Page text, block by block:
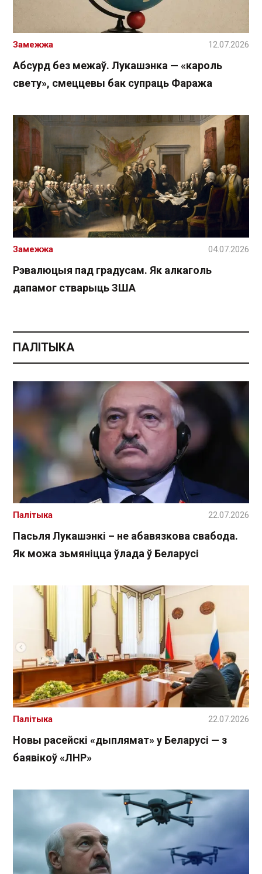
Абсурд без межаў. Лукашэнка — «кароль
свету», смеццевы бак супраць Фаража
Замежжа 12.07.2026
Рэвалюцыя пад градусам. Як алкаголь
дапамог стварыць ЗША
Замежжа 04.07.2026
ПАЛІТЫКА
Пасьля Лукашэнкі – не абавязкова свабода.
Як можа зьмяніцца ўлада ў Беларусі
Палітыка 22.07.2026
Новы расейскі «дыплямат» у Беларусі — з
баявікоў «ЛНР»
Палітыка 22.07.2026